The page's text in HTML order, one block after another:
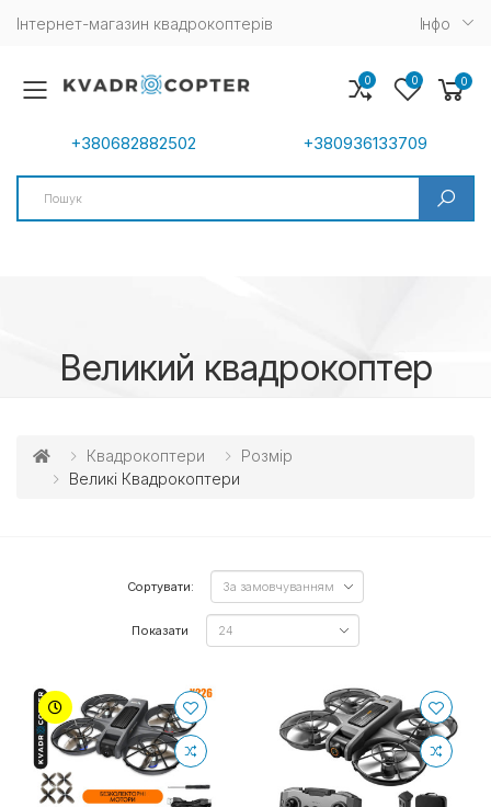
Інтернет-магазин квадрокоптерів Iнфо
Toggle mobile menu
+380682882502 +380936133709
Search
0 0 0
Великий квадрокоптер
Квадрокоптери
Розмір
Великі Квадрокоптери
Сортувати:
Показати